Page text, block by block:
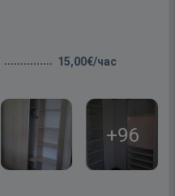
15,00€/час
+96